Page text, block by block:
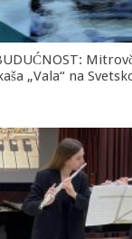
„Vala“ na